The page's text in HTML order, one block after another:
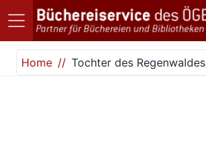
Direkt zum Inhalt
Home
Tochter des Regenwaldes